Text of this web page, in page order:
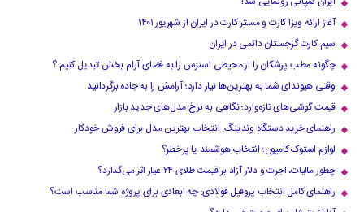
آغاز ارائه ویزا کارت و مستر کارت در ایران از شهریور ۱۴۰۱
سیم کارت گرجستان دائمی در ایران
چگونه مطب پزشکان را از محیطی استرس زا به فضای آرام بخش تبدیل کنیم ؟
وقتی هیوندای شما به بهترین‌ها نیاز دارد؛ آرامش را به جاده برگردانید
قیمت گوشی‌های تازه‌وارد؛ نگاهی به نرخ مدل‌های جدید بازار
راهنمای خرید دستگاه وندینگ: انتخاب بهترین مدل برای فروش خودکار
لوازم استوک کامیون؛ انتخاب هوشمند یا پرخطر؟
چطور مالیات، اجرت و دلار آزاد بر قیمت طلای ۲۴ عیار اثر می‌گذارد؟
راهنمای کامل انتخاب پروفیل فولادی: چه ابعادی برای پروژه شما مناسب است؟